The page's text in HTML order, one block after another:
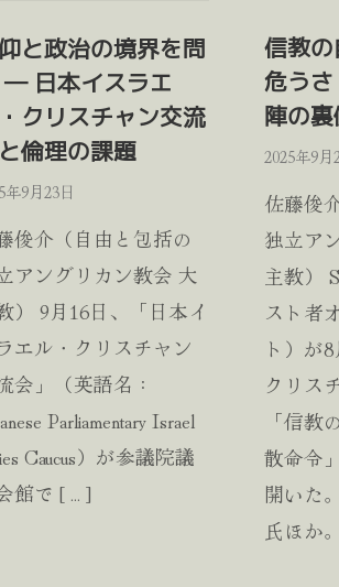
と政治の境界を問
― 日本イスラエ
クリスチャン交流
倫理の課題
年9月23日
俊介（自由と包括の
アングリカン教会 大
） 9月16日、「日本イ
エル・クリスチャン
会」（英語名：
Parliamentary Israel
Caucus）が参議院議
館で […]
信教
危う
陣の
2025年9月
佐藤俊
独立ア
主教）
スト者
ト）が
クリス
「信教
散命令
開いた
氏ほか